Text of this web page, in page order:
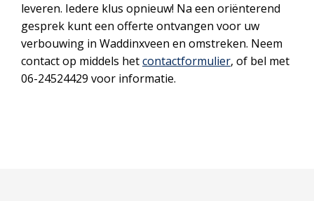
leveren. Iedere klus opnieuw! Na een oriënterend
gesprek kunt een offerte ontvangen voor uw
verbouwing in Waddinxveen en omstreken. Neem
contact op middels hetcontactformulier, of bel met
06-24524429 voor informatie.